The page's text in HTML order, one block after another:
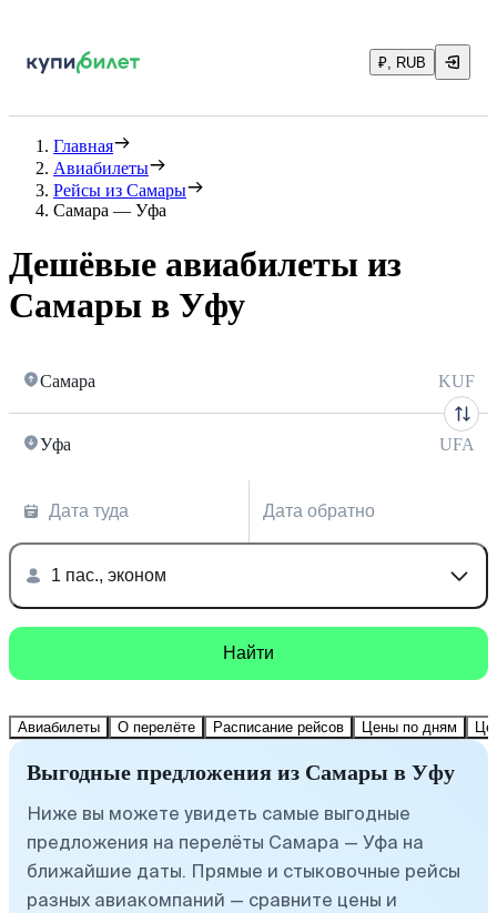
₽, RUB
Главная
Авиабилеты
Рейсы из Самары
Самара — Уфа
Дешёвые авиабилеты из
Самары в Уфу
Самара KUF
Уфа UFA
Дата туда Дата обратно
1 пас., эконом
Найти
Авиабилеты О перелёте Расписание рейсов Цены по дням
Выгодные предложения из Самары в Уфу
Ниже вы можете увидеть самые выгодные
предложения на перелёты Самара — Уфа на
ближайшие даты. Прямые и стыковочные рейсы
разных авиакомпаний — сравните цены и